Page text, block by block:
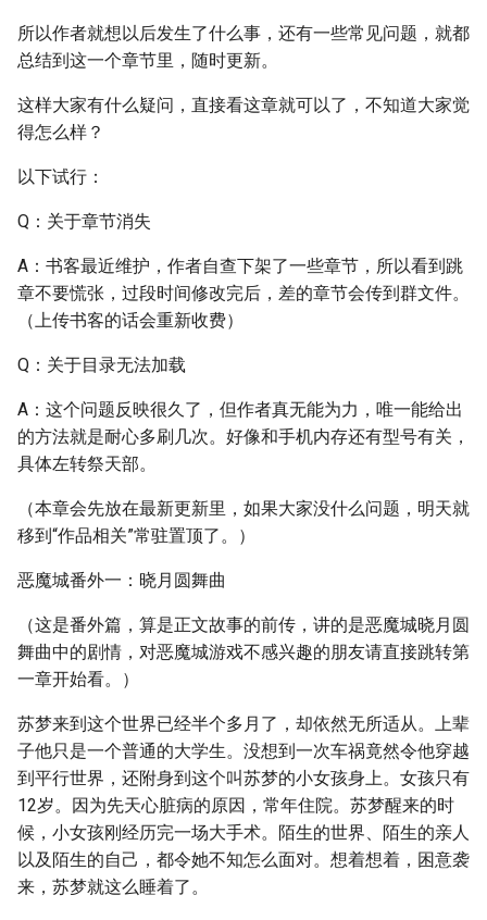
所以作者就想以后发生了什么事，还有一些常见问题，就都
总结到这一个章节里，随时更新。
这样大家有什么疑问，直接看这章就可以了，不知道大家觉
得怎么样？
以下试行：
Q：关于章节消失
A：书客最近维护，作者自查下架了一些章节，所以看到跳
章不要慌张，过段时间修改完后，差的章节会传到群文件。
（上传书客的话会重新收费）
Q：关于目录无法加载
A：这个问题反映很久了，但作者真无能为力，唯一能给出
的方法就是耐心多刷几次。好像和手机内存还有型号有关，
具体左转祭天部。
（本章会先放在最新更新里，如果大家没什么问题，明天就
移到“作品相关”常驻置顶了。）
恶魔城番外一：晓月圆舞曲
（这是番外篇，算是正文故事的前传，讲的是恶魔城晓月圆
舞曲中的剧情，对恶魔城游戏不感兴趣的朋友请直接跳转第
一章开始看。）
苏梦来到这个世界已经半个多月了，却依然无所适从。上辈
子他只是一个普通的大学生。没想到一次车祸竟然令他穿越
到平行世界，还附身到这个叫苏梦的小女孩身上。女孩只有
12岁。因为先天心脏病的原因，常年住院。苏梦醒来的时
候，小女孩刚经历完一场大手术。陌生的世界、陌生的亲人
以及陌生的自己，都令她不知怎么面对。想着想着，困意袭
来，苏梦就这么睡着了。